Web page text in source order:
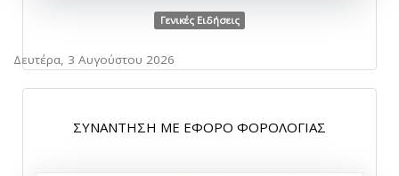
Γενικές Ειδήσεις
Δευτέρα, 3 Αυγούστου 2026
ΣΥΝΑΝΤΗΣΗ ΜΕ ΕΦΟΡΟ ΦΟΡΟΛΟΓΙΑΣ